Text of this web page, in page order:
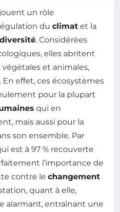
jouent un rôle
du climat et la
. Considérées
elles abritent
végétales et animales,
effet, ces écosystèmes
pour la plupart
qui en
mais aussi pour la
son ensemble. Par
est à 97 % recouverte
l’importance de
contre le changement
quant à elle,
alarmant, entraînant une